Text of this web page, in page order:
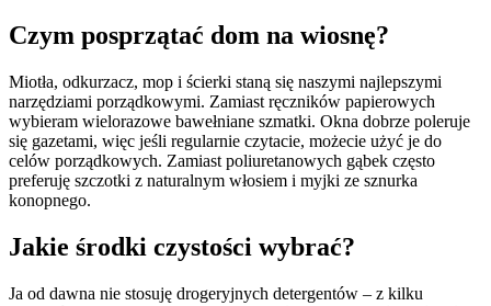
Czym posprzątać dom na wiosnę?
Miotła, odkurzacz, mop i ścierki staną się naszymi najlepszymi
narzędziami porządkowymi. Zamiast ręczników papierowych
wybieram wielorazowe bawełniane szmatki. Okna dobrze poleruje
się gazetami, więc jeśli regularnie czytacie, możecie użyć je do
celów porządkowych. Zamiast poliuretanowych gąbek często
preferuję szczotki z naturalnym włosiem i myjki ze sznurka
konopnego.
Jakie środki czystości wybrać?
Ja od dawna nie stosuję drogeryjnych detergentów – z kilku